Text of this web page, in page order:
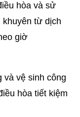
hòa và sử
từ dịch
giờ
và vệ sinh công
hòa tiết kiệm